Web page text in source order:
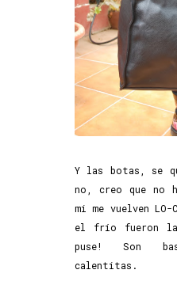
Y las botas, se
no, creo que no
mi me vuelven
el frío fueron
puse! Son
calentitas.